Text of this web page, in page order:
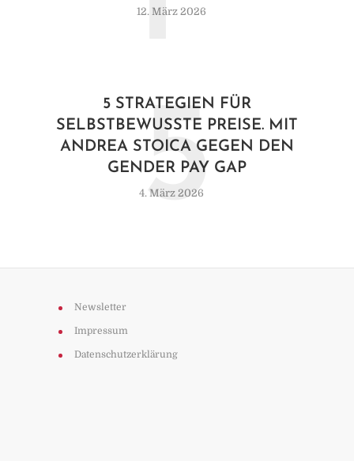
12. März 2026
5 STRATEGIEN FÜR
SELBSTBEWUSSTE PREISE. MIT
ANDREA STOICA GEGEN DEN
GENDER PAY GAP
4. März 2026
5
Newsletter
Impressum
Datenschutzerklärung